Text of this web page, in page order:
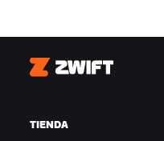
Zwift
TIENDA